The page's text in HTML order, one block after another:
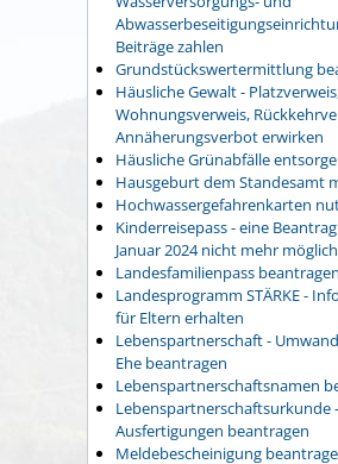
Beiträge zahlen
Grundstückswertermittlung
Häusliche Gewalt -
Wohnungsverweis,
Annäherungsverbot erwirken
Häusliche Grünabfälle
Hausgeburt dem Standesamt
Hochwassergefahrenkarten
Kinderreisepass - eine
Januar 2024 nicht mehr möglich
Landesfamilienpass beantragen
Landesprogramm STÄRKE -
für Eltern erhalten
Lebenspartnerschaft -
Ehe beantragen
Lebenspartnerschaftsnamen
Lebenspartnerschaftsurkunde
Ausfertigungen beantragen
Meldebescheinigung